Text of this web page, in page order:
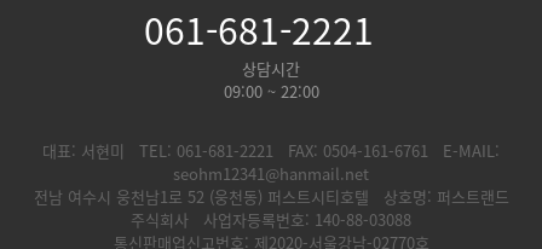
061-681-2221
상담시간
09:00 ~ 22:00
대표: 서현미 TEL: 061-681-2221 FAX: 0504-161-6761
E-MAIL:
seohm12341@hanmail.net
전남 여수시 웅천남1로 52 (웅천동) 퍼스트시티호텔
상호명: 퍼스트랜드
주식회사
사업자등록번호: 140-88-03088
통신판매업신고번호: 제2020-서울강남-02770호